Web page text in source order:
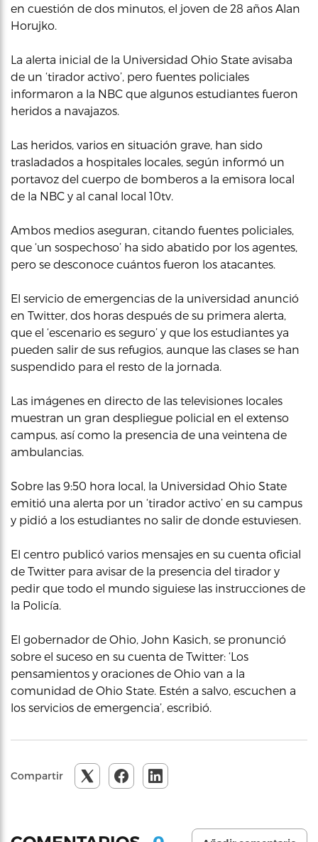
en cuestión de dos minutos, el joven de 28 años Alan
Horujko.
La alerta inicial de la Universidad Ohio State avisaba
de un ‘tirador activo’, pero fuentes policiales
informaron a la NBC que algunos estudiantes fueron
heridos a navajazos.
Las heridos, varios en situación grave, han sido
trasladados a hospitales locales, según informó un
portavoz del cuerpo de bomberos a la emisora local
de la NBC y al canal local 10tv.
Ambos medios aseguran, citando fuentes policiales,
que ‘un sospechoso’ ha sido abatido por los agentes,
pero se desconoce cuántos fueron los atacantes.
El servicio de emergencias de la universidad anunció
en Twitter, dos horas después de su primera alerta,
que el ‘escenario es seguro’ y que los estudiantes ya
pueden salir de sus refugios, aunque las clases se han
suspendido para el resto de la jornada.
Las imágenes en directo de las televisiones locales
muestran un gran despliegue policial en el extenso
campus, así como la presencia de una veintena de
ambulancias.
Sobre las 9:50 hora local, la Universidad Ohio State
emitió una alerta por un ‘tirador activo’ en su campus
y pidió a los estudiantes no salir de donde estuviesen.
El centro publicó varios mensajes en su cuenta oficial
de Twitter para avisar de la presencia del tirador y
pedir que todo el mundo siguiese las instrucciones de
la Policía.
El gobernador de Ohio, John Kasich, se pronunció
sobre el suceso en su cuenta de Twitter: ‘Los
pensamientos y oraciones de Ohio van a la
comunidad de Ohio State. Estén a salvo, escuchen a
los servicios de emergencia’, escribió.
Compartir